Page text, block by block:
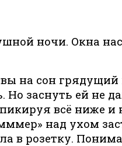
ночи. Окна
на сон
заснуть ей не
всё ниже
над ухом
в розетку.